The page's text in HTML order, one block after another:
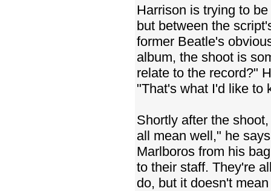
Harrison is trying to
but between the
former Beatle's
album, the shoot is
relate to the record?"
"That's what I'd like to
Shortly after the
all mean well," he
Marlboros from his
to their staff. They're
do, but it doesn't